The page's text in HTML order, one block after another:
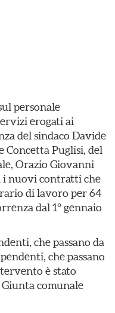
personale
erogati ai
del sindaco Davide
Concetta Puglisi, del
Orazio Giovanni
i nuovi contratti che
di lavoro per 64
dal 1° gennaio
che passano da
che passano
è stato
comunale